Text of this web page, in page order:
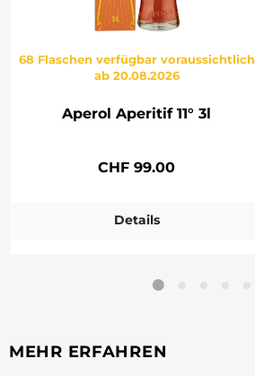
68 Flaschen verfügbar voraussichtlich
ab 20.08.2026
Aperol Aperitif 11° 3l
CHF 99.00
Details
MEHR ERFAHREN